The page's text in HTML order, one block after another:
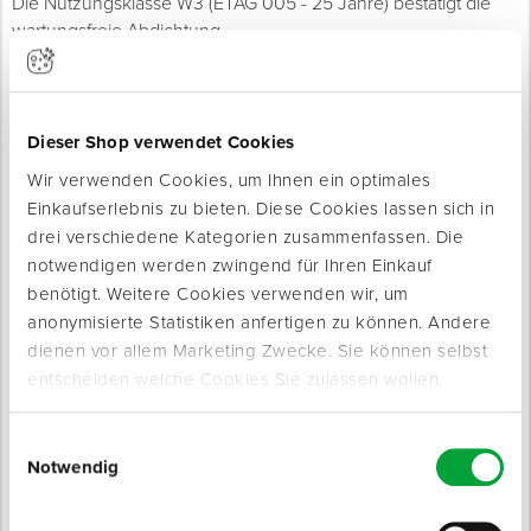
Dieser Shop verwendet Cookies
Wir verwenden Cookies, um Ihnen ein optimales
Einkaufserlebnis zu bieten. Diese Cookies lassen sich in
drei verschiedene Kategorien zusammenfassen. Die
notwendigen werden zwingend für Ihren Einkauf
benötigt. Weitere Cookies verwenden wir, um
anonymisierte Statistiken anfertigen zu können. Andere
dienen vor allem Marketing Zwecke. Sie können selbst
entscheiden welche Cookies Sie zulassen wollen.
Notwendig
wartungsfreie Abdichtung.
Für Untergründe wie EPDM-, Asphalt- und Bitumenbahnen,
wasserdampfdurchlässige Membran der Flachdachabdichtung
Komponente A: 5,0 kg
Komponente B: 0,45 kg
Die Einarbeitung von Polyestervlies muss in einer Sandwich-
Methode erfolgen.
Eigenschaften
Lösemittelfrei und ohne VOC
Schutzanstrich